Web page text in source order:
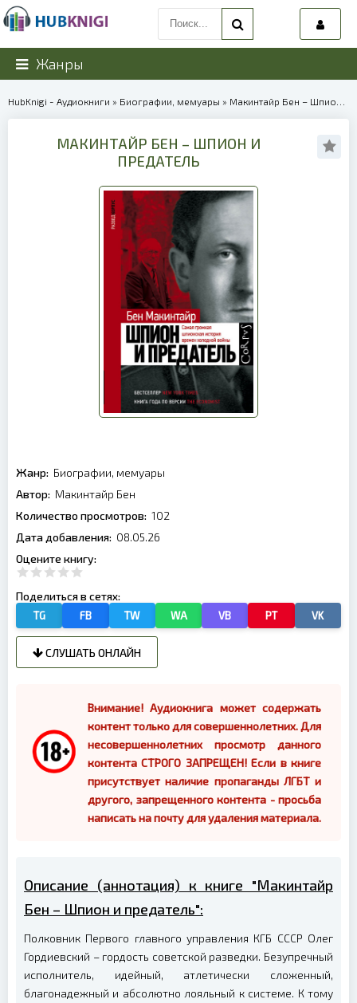
Жанры
HubKnigi - Аудиокниги » Биографии, мемуары » Макинтайр Бен – Шпион и предатель | 39892
МАКИНТАЙР БЕН – ШПИОН И
ПРЕДАТЕЛЬ
Жанр: Биографии, мемуары
Автор: Макинтайр Бен
Количество просмотров: 102
Дата добавления: 08.05.26
Оцените книгу:
Поделиться в сетях:
TG FB TW WA VB PT VK
СЛУШАТЬ ОНЛАЙН
Внимание! Аудиокнига может содержать
контент только для совершеннолетних. Для
несовершеннолетних просмотр данного
контента СТРОГО ЗАПРЕЩЕН! Если в книге
присутствует наличие пропаганды ЛГБТ и
другого, запрещенного контента - просьба
написать на почту для удаления материала.
Описание (аннотация) к книге "Макинтайр
Бен – Шпион и предатель":
Полковник Первого главного управления КГБ СССР Олег
Гордиевский – гордость советской разведки. Безупречный
исполнитель, идейный, атлетически сложенный,
благонадежный и абсолютно лояльный к системе. К тому